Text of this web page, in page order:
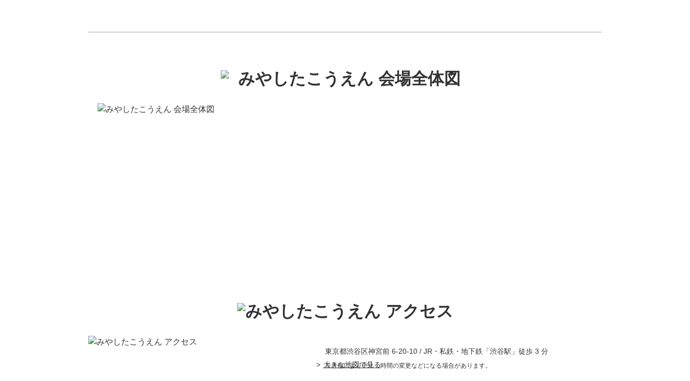
東京都渋谷区神宮前 6-20-10 / JR・私鉄・地下鉄「渋谷駅」徒歩 3 分
※天候により中止・時間の変更などになる場合があります。
大きな地図で見る